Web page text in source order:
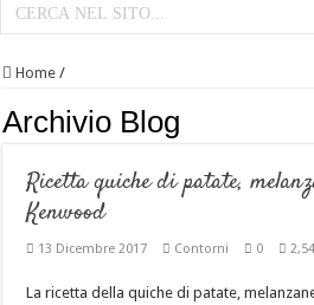
Home /
Archivio Blog
Ricetta quiche di patate,
Kenwood
13 Dicembre 2017 Contorni 0
La ricetta della quiche di patate,